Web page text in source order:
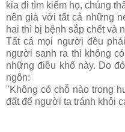
kia đi tìm kiếm họ, chúng
nên già với tất cả những
hai thì bị bệnh sắp chết và
Tất cả mọi người đều
người sanh ra thì không
những điều khổ này. Do
ngôn:
"Không có chỗ nào trong
đất để người ta tránh khỏi